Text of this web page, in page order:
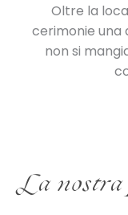
Oltre la
cerimonie una
non si
La nostra